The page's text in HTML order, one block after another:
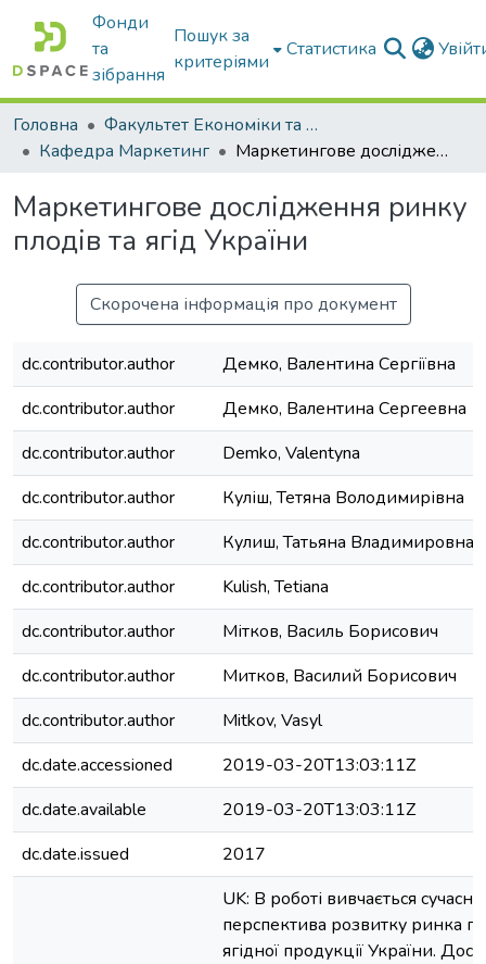
Фонди
та
зібрання
Пошук за
критеріями
Статистика
Головна
Факультет Економіки та бізнесу
Кафедра Маркетинг
Маркетингове дослідження ринку плодів та ягід України
Маркетингове дослідження ринку
плодів та ягід України
Скорочена інформація про документ
dc.contributor.author
Демко, Валентина Сергіївна
dc.contributor.author
Демко, Валентина Сергеевна
dc.contributor.author
Demko, Valentyna
dc.contributor.author
Куліш, Тетяна Володимирівна
dc.contributor.author
Кулиш, Татьяна Владимировна
dc.contributor.author
Kulish, Tetiana
dc.contributor.author
Мітков, Василь Борисович
dc.contributor.author
Митков, Василий Борисович
dc.contributor.author
Mitkov, Vasyl
dc.date.accessioned
2019-03-20T13:03:11Z
dc.date.available
2019-03-20T13:03:11Z
dc.date.issued
2017
UK: В роботі вивчається
перспектива розвитку ринка
ягідної продукції України.